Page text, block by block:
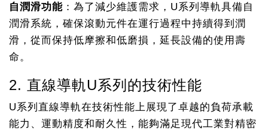
自潤滑功能 ：為了減少維護需求，U系列導軌具備自
潤滑系統，確保滾動元件在運行過程中持續得到潤
滑，從而保持低摩擦和低磨損，延長設備的使用壽
命。
2. 直線導軌U系列的技術性能
U系列直線導軌在技術性能上展現了卓越的負荷承載
能力、運動精度和耐久性，能夠滿足現代工業對精密